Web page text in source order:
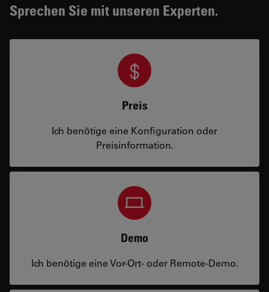
Sprechen Sie mit unseren Experten.
Preis
Ich benötige eine Konfiguration oder
Preisinformation.
Demo
Ich benötige eine Vor-Ort- oder Remote-Demo.